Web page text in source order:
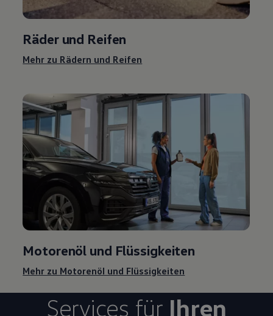
Räder und Reifen
Mehr zu Rädern und Reifen
Motorenöl und Flüssigkeiten
Mehr zu Motorenöl und Flüssigkeiten
Services für Ihren